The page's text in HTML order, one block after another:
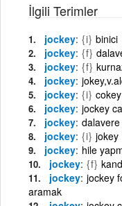
İlgili Terimler
jockey {i} binici
jockey {f}
jockey {f}
jockey
jockey {i} cokey
jockey jockey
jockey
jockey {i} jokey
jockey hile
jockey {f}
jockey jockey
aramak